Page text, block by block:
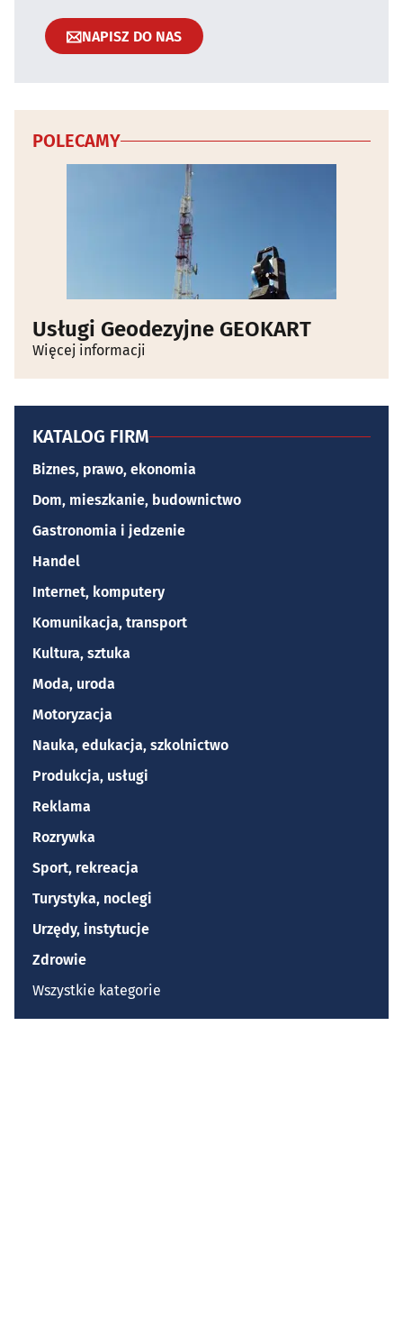
NAPISZ DO NAS
POLECAMY
Usługi Geodezyjne GEOKART
Więcej informacji
KATALOG FIRM
Biznes, prawo, ekonomia
Dom, mieszkanie, budownictwo
Gastronomia i jedzenie
Handel
Internet, komputery
Komunikacja, transport
Kultura, sztuka
Moda, uroda
Motoryzacja
Nauka, edukacja, szkolnictwo
Produkcja, usługi
Reklama
Rozrywka
Sport, rekreacja
Turystyka, noclegi
Urzędy, instytucje
Zdrowie
Wszystkie kategorie